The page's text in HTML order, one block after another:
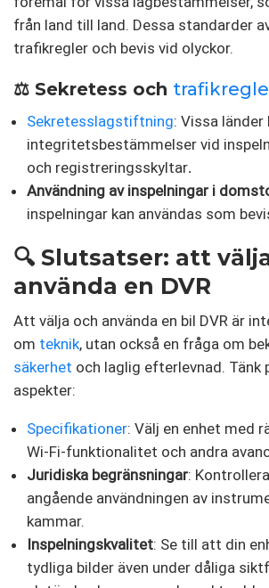
från land till land. Dessa standarder
trafikregler och bevis vid olyckor.
⚖️ Sekretess och
Sekretesslagstiftning: Vissa länder
integritetsbestämmelser vid
och registreringsskyltar.
Användning av inspelningar i
inspelningar kan användas som
🔍 Slutsatser: att
använda en DVR
Att välja och använda en bil DVR är
om teknik, utan också en fråga om
säkerhet och laglig efterlevnad. Tänk
aspekter:
Specifikationer: Välj en enhet med
Wi-Fi-funktionalitet och andra
Juridiska begränsningar:
angående användningen av
kammar.
Inspelningskvalitet: Se till att din
tydliga bilder även under dåliga